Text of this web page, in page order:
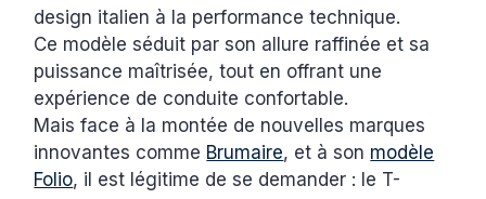
design italien à la performance technique.
Ce modèle séduit par son allure raffinée et sa
puissance maîtrisée, tout en offrant une
expérience de conduite confortable.
Mais face à la montée de nouvelles marques
innovantes comme Brumaire, et à son modèle
Folio, il est légitime de se demander : le T-